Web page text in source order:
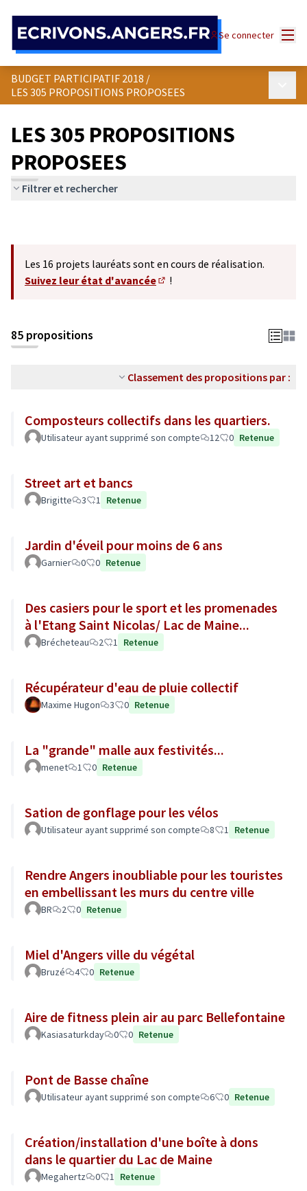
Se connecter
BUDGET PARTICIPATIF 2018 /
LES 305 PROPOSITIONS PROPOSEES
LES 305 PROPOSITIONS
PROPOSEES
Filtrer et rechercher
Les 16 projets lauréats sont en cours de réalisation.
Suivez leur état d'avancée
!
85 propositions
Classement des propositions par :
Composteurs collectifs dans les quartiers.
Utilisateur ayant supprimé son compte 12 0 Retenue
Street art et bancs
Brigitte 3 1 Retenue
Jardin d'éveil pour moins de 6 ans
Garnier 0 0 Retenue
Des casiers pour le sport et les promenades
à l'Etang Saint Nicolas/ Lac de Maine...
Brécheteau 2 1 Retenue
Récupérateur d'eau de pluie collectif
Maxime Hugon 3 0 Retenue
La "grande" malle aux festivités...
menet 1 0 Retenue
Sation de gonflage pour les vélos
Utilisateur ayant supprimé son compte 8 1 Retenue
Rendre Angers inoubliable pour les touristes
en embellissant les murs du centre ville
BR 2 0 Retenue
Miel d'Angers ville du végétal
Bruzé 4 0 Retenue
Aire de fitness plein air au parc Bellefontaine
Kasiasaturkday 0 0 Retenue
Pont de Basse chaîne
Utilisateur ayant supprimé son compte 6 0 Retenue
Création/installation d'une boîte à dons
dans le quartier du Lac de Maine
Megahertz 0 1 Retenue